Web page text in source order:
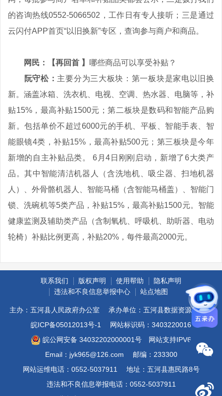
的咨询热线0552-5066502，工作日有专人接听；三是通过
云闪付APP首页“以旧换新”专区，查询参与商户和商品。
网民：【再回首 】 哪些商品可以享受补贴？
阮守松： 主要分为三大板块：第一板块是家电以旧换
新。涵盖冰箱、洗衣机、电视、空调、热水器、电脑等，补
贴15%，最高补贴1500元；第二板块是数码和智能产品购
新。包括单价不超过6000元的手机、平板、智能手表、智
能眼镜4类，补贴15%，最高补贴500元；第三板块是今年
新增的自主补贴品类。 6月4日刚刚启动，新增了6大类产
品。其中智能清洁机器人（含洗地机、吸尘器、扫地机器
人）、外骨骼机器人、智能马桶（含智能马桶盖）、智能门
锁、洗碗机等5类产品，补贴15%，最高补贴1500元。智能
健康监测及辅助类产品（含制氧机、呼吸机、助听器、电动
轮椅）补贴比例更高，补贴20%，每件最高2000元。
联系我们 版权声明 使用帮助
隐私声明
违法和不良信息举报中心
站点地图
主办：五河县人民政府办公室
承办单位：五河县数据资源管理局
皖ICP备05012013号-1
网站标识码：3403220016
皖公网安备 34032202000001号
网站支持IPV6
Email：jyk965@126.com
邮编：233300
网站运维电话：0552-5037911
地址：五河县惠民路8号
违法和不良信息举报电话：0552-5037911